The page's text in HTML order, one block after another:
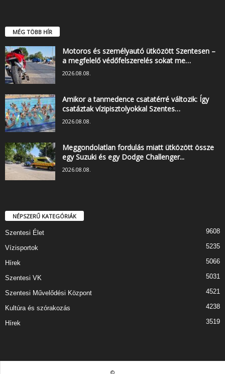
MÉG TÖBB HÍR
Motoros és személyautó ütközött Szentesen –
a megfelelő védőfelszerelés sokat me…
2026.08.08.
Amikor a tanmedence csatatérré változik: Így
csatáztak vízipisztolyokkal Szentes…
2026.08.08.
Meggondolatlan fordulás miatt ütközött össze
egy Suzuki és egy Dodge Challenger...
2026.08.08.
NÉPSZERŰ KATEGÓRIÁK
Szentesi Élet 9608
Vízisportok 5235
Hírek 5066
Szentesi VK 5031
Szentesi Művelődési Központ 4521
Kultúra és szórakozás 4238
Hírek 3519
©